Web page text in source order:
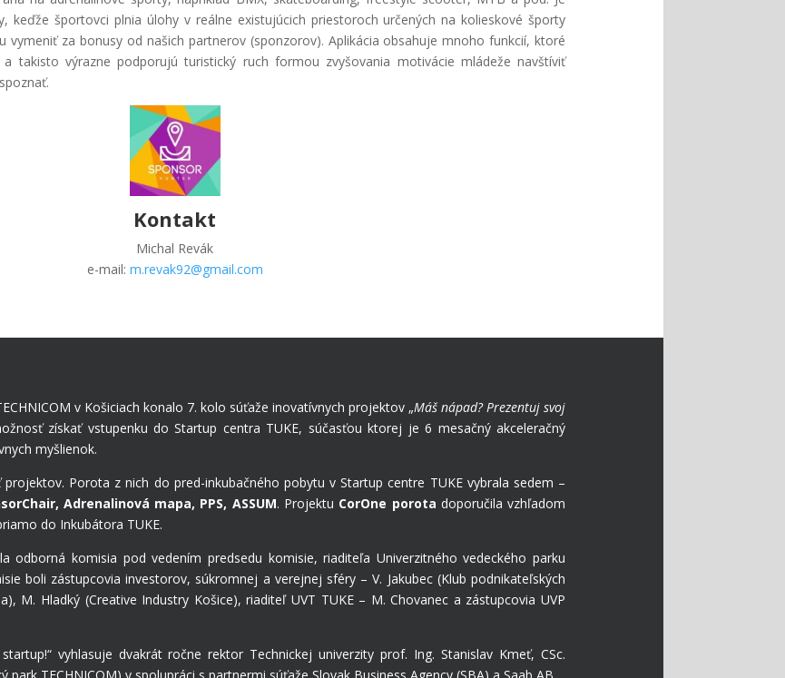
keďže športovci plnia úlohy v reálne existujúcich priestoroch určených na kolieskové športy
vymeniť za bonusy od našich partnerov (sponzorov). Aplikácia obsahuje mnoho funkcií, ktoré
takisto výrazne podporujú turistický ruch formou zvyšovania motivácie mládeže navštíviť
Kontakt
Michal Revák
e-mail: m.revak92@gmail.com
v Košiciach konalo 7. kolo súťaže inovatívnych projektov „Máš nápad? Prezentuj svoj
získať vstupenku do Startup centra TUKE, súčasťou ktorej je 6 mesačný akceleračný
myšlienok.
Porota z nich do pred-inkubačného pobytu v Startup centre TUKE vybrala sedem –
Adrenalinová mapa, PPS, ASSUM. Projektu CorOne porota doporučila vzhľadom
do Inkubátora TUKE.
odborná komisia pod vedením predsedu komisie, riaditeľa Univerzitného vedeckého parku
boli zástupcovia investorov, súkromnej a verejnej sféry – V. Jakubec (Klub podnikateľských
M. Hladký (Creative Industry Košice), riaditeľ UVT TUKE – M. Chovanec a zástupcovia UVP
vyhlasuje dvakrát ročne rektor Technickej univerzity prof. Ing. Stanislav Kmeť, CSc.